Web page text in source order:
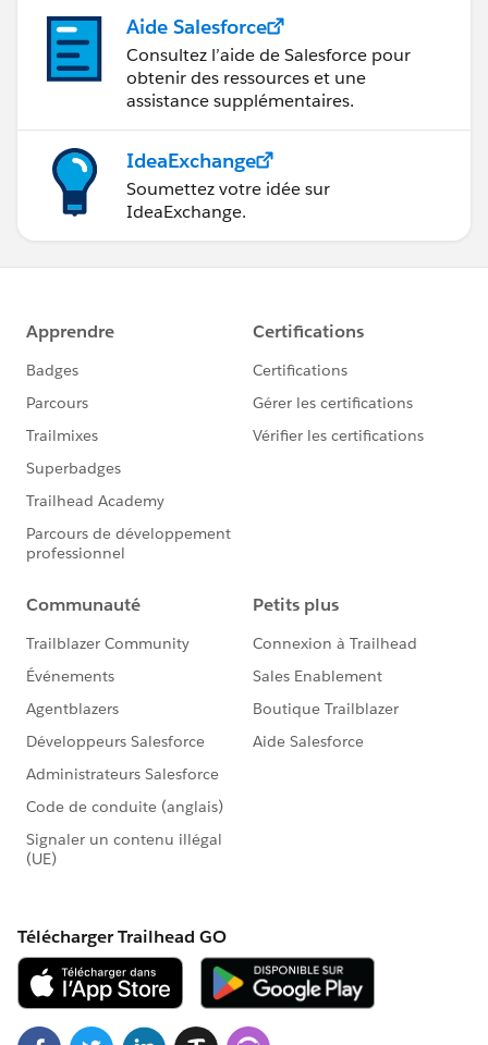
Aide Salesforce
Consultez l’aide de Salesforce pour
obtenir des ressources et une
assistance supplémentaires.
IdeaExchange
Soumettez votre idée sur
IdeaExchange.